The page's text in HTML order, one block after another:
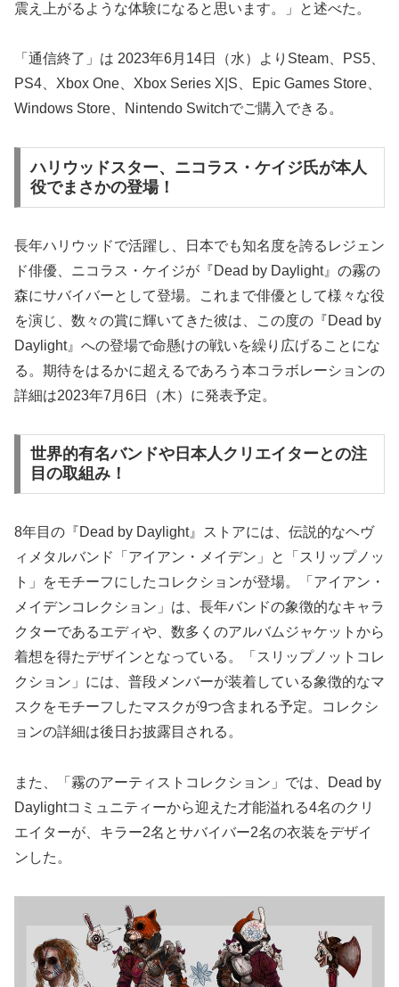
震え上がるような体験になると思います。」と述べた。
「通信終了」は 2023年6月14日（水）よりSteam、PS5、
PS4、Xbox One、Xbox Series X|S、Epic Games Store、
Windows Store、Nintendo Switchでご購入できる。
ハリウッドスター、ニコラス・ケイジ氏が本人
役でまさかの登場！
長年ハリウッドで活躍し、日本でも知名度を誇るレジェン
ド俳優、ニコラス・ケイジが『Dead by Daylight』の霧の
森にサバイバーとして登場。これまで俳優として様々な役
を演じ、数々の賞に輝いてきた彼は、この度の『Dead by
Daylight』への登場で命懸けの戦いを繰り広げることにな
る。期待をはるかに超えるであろう本コラボレーションの
詳細は2023年7月6日（木）に発表予定。
世界的有名バンドや日本人クリエイターとの注
目の取組み！
8年目の『Dead by Daylight』ストアには、伝説的なヘヴ
ィメタルバンド「アイアン・メイデン」と「スリップノッ
ト」をモチーフにしたコレクションが登場。「アイアン・
メイデンコレクション」は、長年バンドの象徴的なキャラ
クターであるエディや、数多くのアルバムジャケットから
着想を得たデザインとなっている。「スリップノットコレ
クション」には、普段メンバーが装着している象徴的なマ
スクをモチーフしたマスクが9つ含まれる予定。コレクシ
ョンの詳細は後日お披露目される。
また、「霧のアーティストコレクション」では、Dead by
Daylightコミュニティーから迎えた才能溢れる4名のクリ
エイターが、キラー2名とサバイバー2名の衣装をデザイ
ンした。